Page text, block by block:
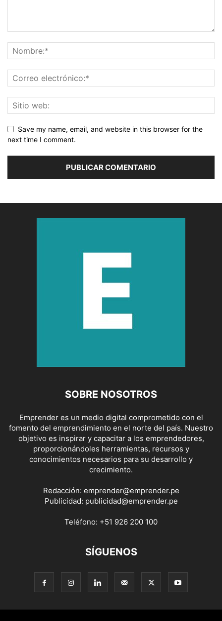
Save my name, email, and website in this browser for the
next time I comment.
SOBRE NOSOTROS
Emprender es un medio digital comprometido con el
fomento del emprendimiento en el norte del país. Nuestro
objetivo es inspirar y capacitar a los emprendedores,
proporcionándoles herramientas, recursos y
conocimientos necesarios para su desarrollo y
crecimiento.
Redacción: emprender@emprender.pe
Publicidad: publicidad@emprender.pe
Teléfono: +51 926 200 100
SÍGUENOS